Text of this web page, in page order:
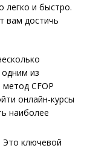
легко и быстро.
вам достичь
из
CFOP
онлайн-курсы
наиболее
Это ключевой